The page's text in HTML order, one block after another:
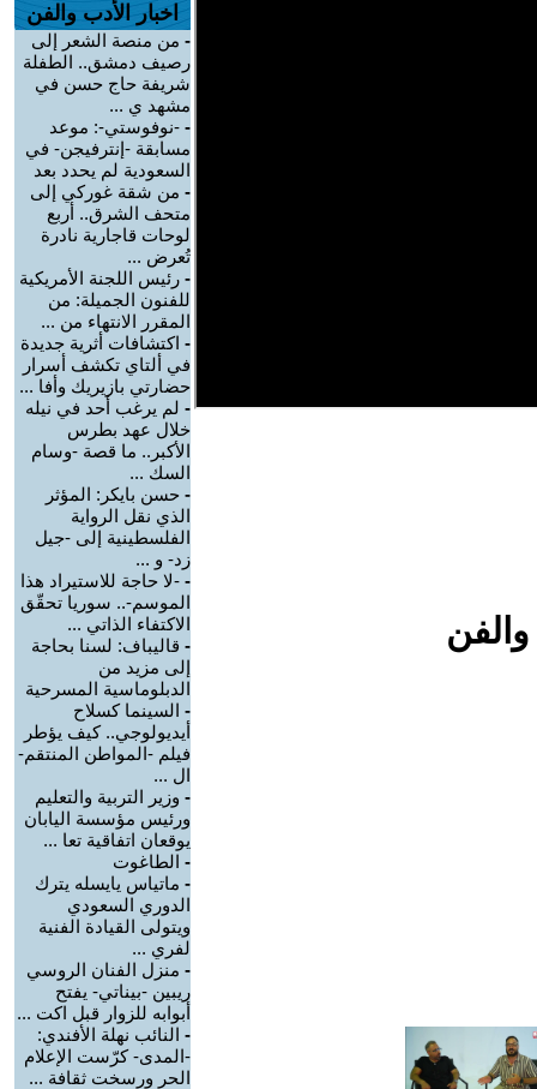
اخبار الأدب والفن
- من منصة الشعر إلى
رصيف دمشق.. الطفلة
شريفة حاج حسن في
مشهد ي ...
- -نوفوستي-: موعد
مسابقة -إنترفيجن- في
السعودية لم يحدد بعد
- من شقة غوركي إلى
متحف الشرق.. أربع
لوحات قاجارية نادرة
تُعرض ...
- رئيس اللجنة الأمريكية
للفنون الجميلة: من
المقرر الانتهاء من ...
- اكتشافات أثرية جديدة
في ألتاي تكشف أسرار
حضارتي بازيريك وأفا ...
- لم يرغب أحد في نيله
خلال عهد بطرس
الأكبر.. ما قصة -وسام
السك ...
- حسن بايكر: المؤثر
الذي نقل الرواية
الفلسطينية إلى -جيل
زد- و ...
- -لا حاجة للاستيراد هذا
الموسم-.. سوريا تحقّق
الاكتفاء الذاتي ...
- قاليباف: لسنا بحاجة
إلى مزيد من
الدبلوماسية المسرحية
- السينما كسلاح
أيديولوجي.. كيف يؤطر
فيلم -المواطن المنتقم-
ال ...
- وزير التربية والتعليم
ورئيس مؤسسة اليابان
يوقعان اتفاقية تعا ...
- الطاغوت
- ماتياس يايسله يترك
الدوري السعودي
ويتولى القيادة الفنية
لفري ...
- منزل الفنان الروسي
ريبين -بيناتي- يفتح
أبوابه للزوار قبل اكت ...
- النائب نهلة الأفندي:
-المدى- كرّست الإعلام
الحر ورسخت ثقافة ...